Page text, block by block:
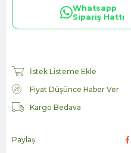
Whatsapp
Sipariş Hattı
İstek Listeme Ekle
Fiyat Düşünce Haber Ver
Kargo Bedava
Paylaş